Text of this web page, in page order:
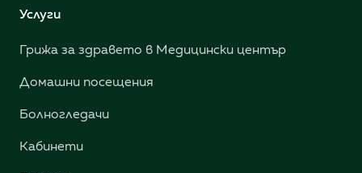
Услуги
Грижа за здравето в Медицински център
Домашни посещения
Болногледачи
Кабинети